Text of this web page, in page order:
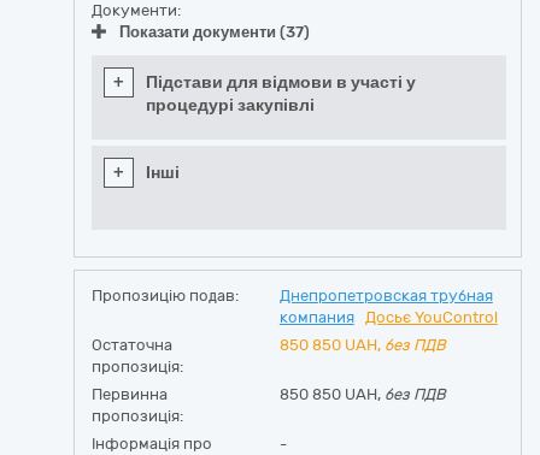
Документи:
Показати документи (37)
+
Підстави для відмови в участі у
процедурі закупівлі
+ Інші
Пропозицію подав:
Днепропетровская трубная
компания
Досьє YouControl
Остаточна
пропозиція:
850 850 UAH, без ПДВ
Первинна
пропозиція:
850 850 UAH, без ПДВ
Інформація про
-